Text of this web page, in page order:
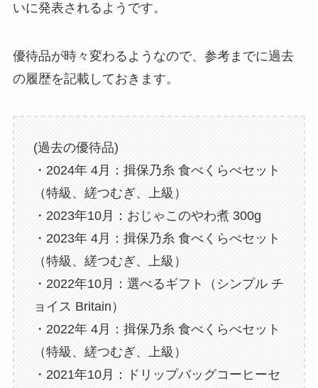
いに発表されるようです。
優待品が時々変わるようなので、参考までに過去
の履歴を記載しておきます。
(過去の優待品)
・2024年 4月：揖保乃糸 食べくらべセット
（特級、縒つむぎ、上級）
・2023年10月：おじゃこのやわ煮 300g
・2023年 4月：揖保乃糸 食べくらべセット
（特級、縒つむぎ、上級）
・2022年10月：選べるギフト（シンプル チ
ョイス Britain）
・2022年 4月：揖保乃糸 食べくらべセット
（特級、縒つむぎ、上級）
・2021年10月：ドリップバッグコーヒーセ